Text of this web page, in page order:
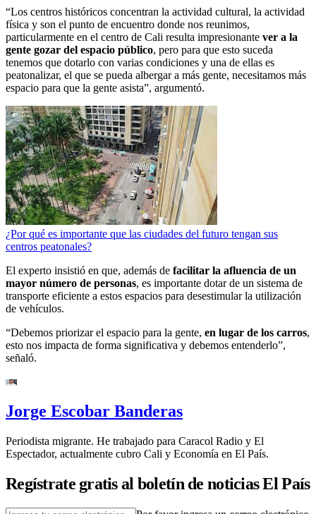
“Los centros históricos concentran la actividad cultural, la actividad
física y son el punto de encuentro donde nos reunimos,
particularmente en el centro de Cali resulta impresionante ver a la
gente gozar del espacio público, pero para que esto suceda
tenemos que dotarlo con varias condiciones y una de ellas es
peatonalizar, el que se pueda albergar a más gente, necesitamos más
espacio para que la gente asista”, argumentó.
¿Por qué es importante que las ciudades del futuro tengan sus
centros peatonales?
El experto insistió en que, además de facilitar la afluencia de un
mayor número de personas, es importante dotar de un sistema de
transporte eficiente a estos espacios para desestimular la utilización
de vehículos.
“Debemos priorizar el espacio para la gente, en lugar de los carros,
esto nos impacta de forma significativa y debemos entenderlo”,
señaló.
Jorge Escobar Banderas
Periodista migrante. He trabajado para Caracol Radio y El
Espectador, actualmente cubro Cali y Economía en El País.
Regístrate gratis al boletín de noticias El País